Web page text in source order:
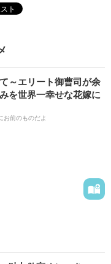
～エリート御曹司が余
を世界一幸せな花嫁に
お前のものだよ